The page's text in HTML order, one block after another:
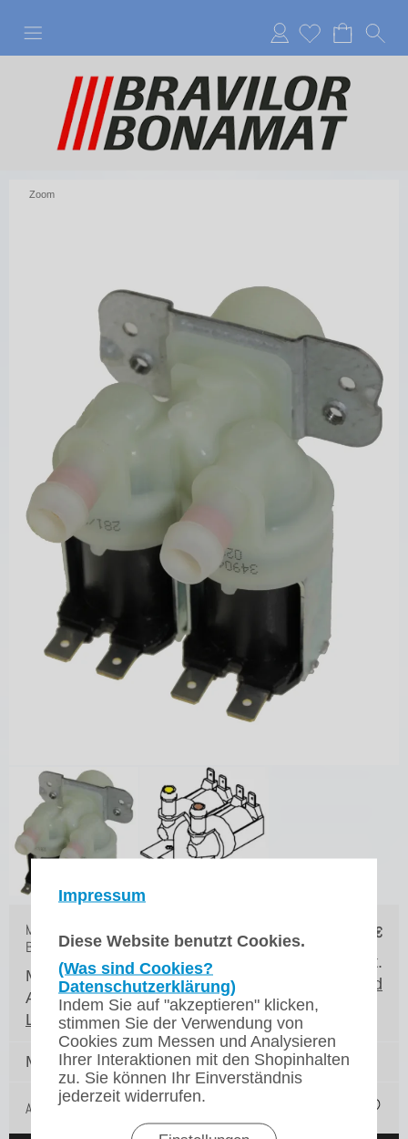
Impressum
Diese Website benutzt Cookies.
(Was sind Cookies?
Datenschutzerklärung)
Indem Sie auf "akzeptieren" klicken,
stimmen Sie der Verwendung von
Cookies zum Messen und Analysieren
Ihrer Interaktionen mit den Shopinhalten
zu. Sie können Ihr Einverständnis
jederzeit widerrufen.
Anmelden
Zoom
€
Magnetventil doppelt RLX Bravilor
Bonamat
Marke: Bravilor Bonamat
Artikelnr.: 6.016.001.022
Lieferzeit*:3 Werktage
zzgl. 19% MwSt.
zzgl. Versand
Menge:
Auf die Merkliste